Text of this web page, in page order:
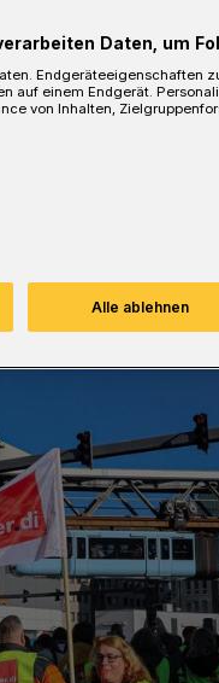
Daten, um
Endgeräteeigenschaften
auf einem Endgerät.
von Inhalten,
Alle ablehnen